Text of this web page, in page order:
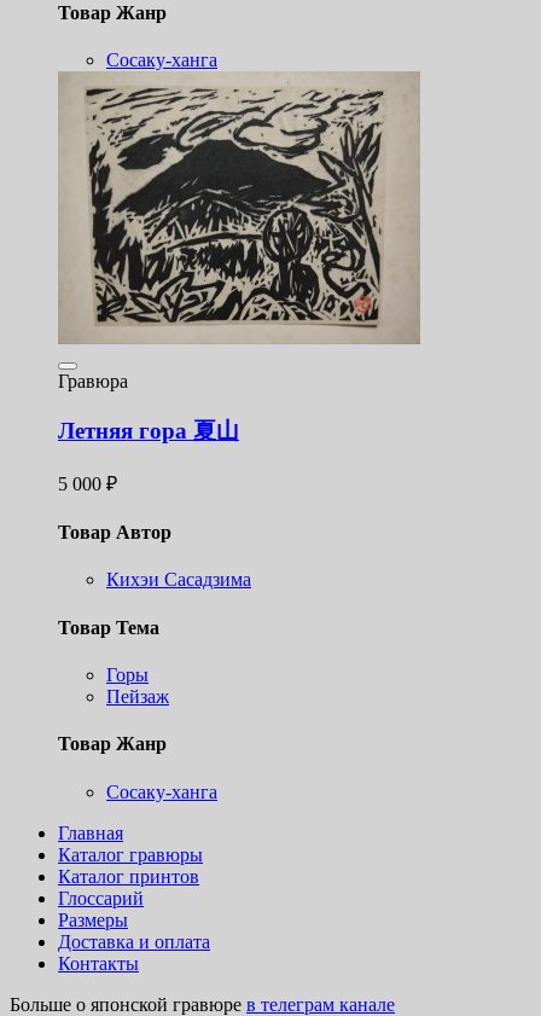
Товар Жанр
Сосаку-ханга
Гравюра
Летняя гора 夏山
5 000 ₽
Товар Автор
Кихэи Сасадзима
Товар Тема
Горы
Пейзаж
Товар Жанр
Сосаку-ханга
Главная
Каталог гравюры
Каталог принтов
Глоссарий
Размеры
Доставка и оплата
Контакты
Больше о японской гравюре в телеграм канале